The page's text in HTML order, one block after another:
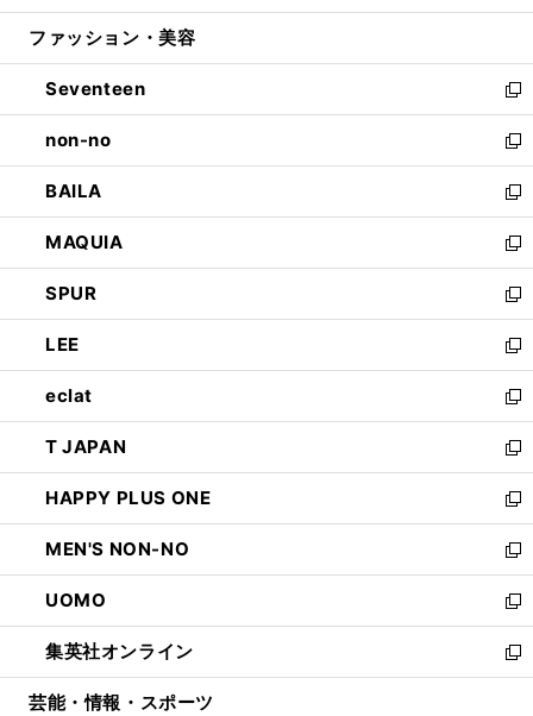
開
ウ
開
く
ン
ウ
で
開
く
ウ
ン
ド
ウ
で
開
く
ファッション・美容
Seventeen
新
し
い
ウ
ィ
ン
ド
ウ
で
開
く
non-no
新
し
い
ウ
ィ
ン
ド
ウ
で
開
く
BAILA
新
し
い
ウ
ィ
ン
ド
ウ
で
開
く
MAQUIA
新
し
い
ウ
ィ
ン
ド
ウ
で
開
く
SPUR
新
し
い
ウ
ィ
ン
ド
ウ
で
開
く
LEE
新
し
い
ウ
ィ
ン
ド
ウ
で
開
く
eclat
新
し
い
ウ
ィ
ン
ド
ウ
で
開
く
T JAPAN
新
し
い
ウ
ィ
ン
ド
ウ
で
開
HAPPY PLUS ONE
新
し
い
ウ
ィ
ン
ド
ウ
MEN'S NON-NO
新
し
い
ウ
ィ
ン
UOMO
新
し
い
ウ
集英社オンライン
新
し
芸能・情報・スポーツ